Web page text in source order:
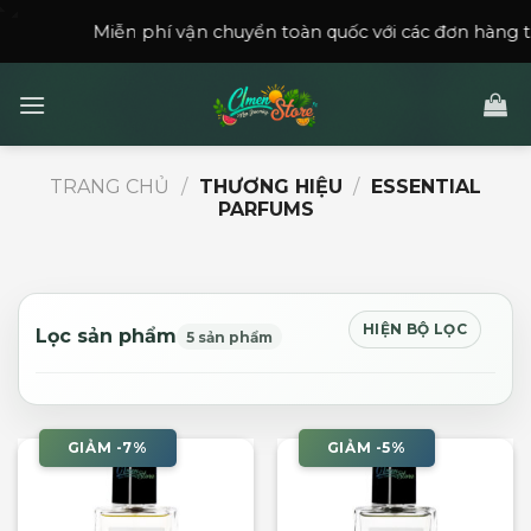
Miễn phí vận chuyển toàn quốc với các đơn hàng trên
TRANG CHỦ / THƯƠNG HIỆU / ESSENTIAL
PARFUMS
Lọc sản phẩm 5 sản phẩm HIỆN BỘ LỌC
GIẢM -7% GIẢM -5%